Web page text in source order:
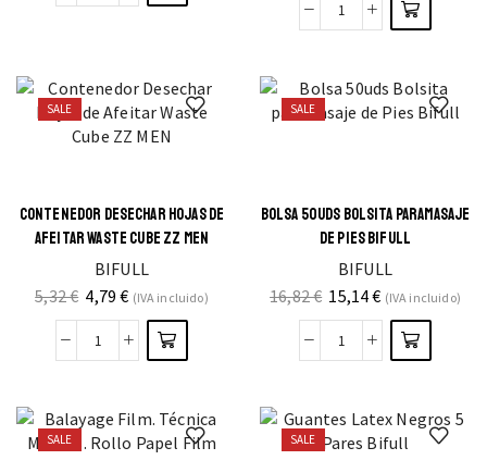
SALE
CONTENEDOR DESECHAR HOJAS DE
AFEITAR WASTE CUBE ZZ MEN
BIFULL
5,32€ 4,79€ (IVA incluido)
SALE
BOLSA 50UDS BOLSITA PARAMASAJE
DE PIES BIFULL
BIFULL
16,82€ 15,14€ (IVA incluido)
SALE SALE